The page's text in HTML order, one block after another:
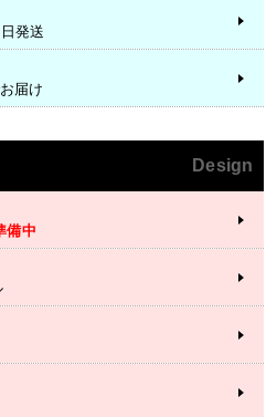
発送
届け
Design
備中